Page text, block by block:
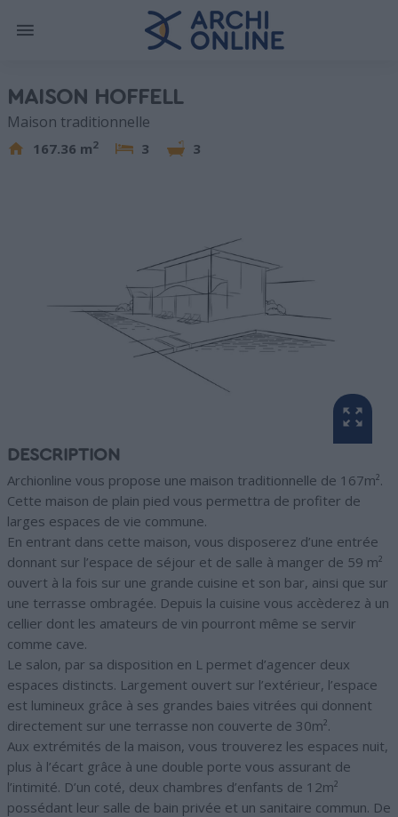
MAISON HOFFELL
Maison traditionnelle
167.36 m2 3 3
DESCRIPTION
Archionline vous propose une maison traditionnelle de 167m².
Cette maison de plain pied vous permettra de profiter de
larges espaces de vie commune.
En entrant dans cette maison, vous disposerez d’une entrée
donnant sur l’espace de séjour et de salle à manger de 59 m²
ouvert à la fois sur une grande cuisine et son bar, ainsi que sur
une terrasse ombragée. Depuis la cuisine vous accèderez à un
cellier dont les amateurs de vin pourront même se servir
comme cave.
Le salon, par sa disposition en L permet d’agencer deux
espaces distincts. Largement ouvert sur l’extérieur, l’espace
est lumineux grâce à ses grandes baies vitrées qui donnent
directement sur une terrasse non couverte de 30m².
Aux extrémités de la maison, vous trouverez les espaces nuit,
plus à l’écart grâce à une double porte vous assurant de
l’intimité. D’un coté, deux chambres d’enfants de 12m²
possédant leur salle de bain privée et un sanitaire commun. De